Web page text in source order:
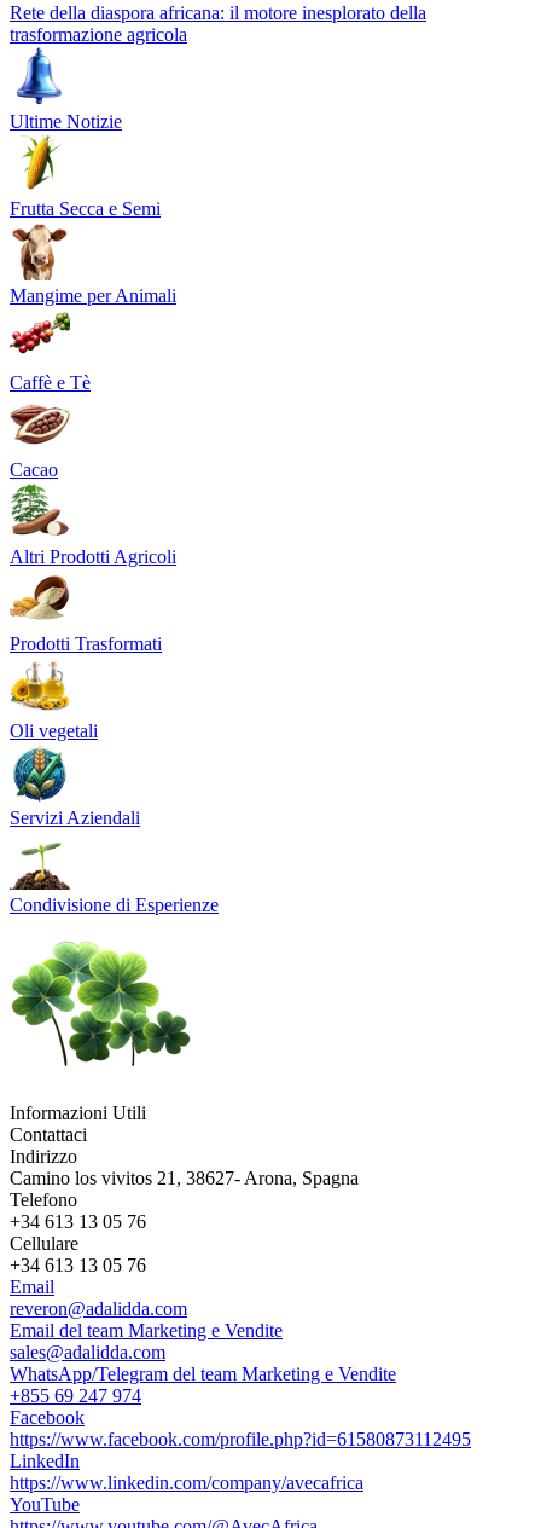
Rete della diaspora africana: il motore inesplorato della
trasformazione agricola
Ultime Notizie
Frutta Secca e Semi
Mangime per Animali
Caffè e Tè
Cacao
Altri Prodotti Agricoli
Prodotti Trasformati
Oli vegetali
Servizi Aziendali
Condivisione di Esperienze
Informazioni Utili
Contattaci
Indirizzo
Camino los vivitos 21, 38627- Arona, Spagna
Telefono
+34 613 13 05 76
Cellulare
+34 613 13 05 76
Email
reveron@adalidda.com
Email del team Marketing e Vendite
sales@adalidda.com
WhatsApp/Telegram del team Marketing e Vendite
+855 69 247 974
Facebook
https://www.facebook.com/profile.php?id=61580873112495
LinkedIn
https://www.linkedin.com/company/avecafrica
YouTube